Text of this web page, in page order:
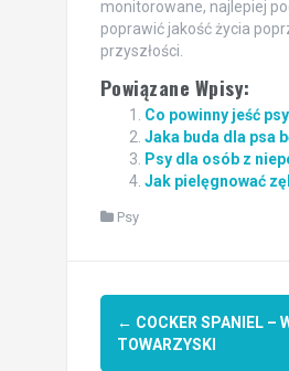
monitorowane, najlepiej
poprawić jakość życia
przyszłości.
Powiązane Wpisy:
Co powinny jeść
Jaka buda dla psa
Psy dla osób z
Jak pielęgnować
Psy
Post
navigation
← COCKER SPANIEL –
TOWARZYSKI